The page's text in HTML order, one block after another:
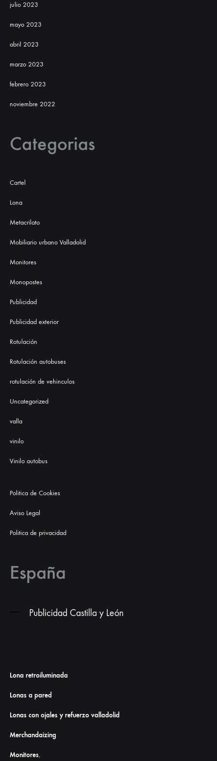
julio 2023
mayo 2023
abril 2023
marzo 2023
febrero 2023
noviembre 2022
Categorias
Cartel
Lona
Metacrilato
Mobiliario urbano Valladolid
Monitores
Monopostes
Publicidad
Publicidad exterior
Rotulación
Rotulación autobuses
rotulación de vehinculos
Uncategorized
valla
vinilo
Vinilo autobus
Politica de Cookies
Aviso Legal
Politica de privacidad
España
Publicidad Castilla y León
Lona retroiluminada
Lonas a pared
Lonas con ojales y refuerzo valladolid
Merchandaizing
Monitores,